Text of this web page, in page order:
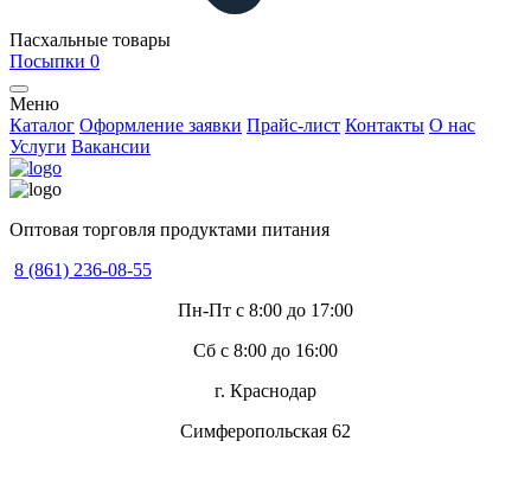
Пасхальные товары
Посыпки 0
Меню
Каталог Оформление заявки Прайс-лист Контакты О нас
Услуги Вакансии
Оптовая торговля продуктами питания
8 (861) 236-08-55
Пн-Пт с 8:00 до 17:00
Сб с 8:00 до 16:00
г. Краснодар
Симферопольская 62